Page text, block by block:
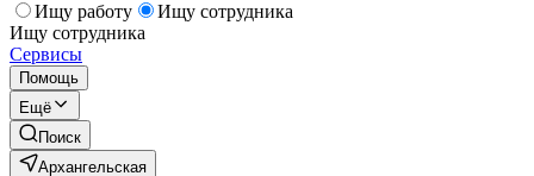
Ищу работу
Ищу сотрудника
Ищу сотрудника
Сервисы
Помощь
Ещё
Поиск
Архангельская